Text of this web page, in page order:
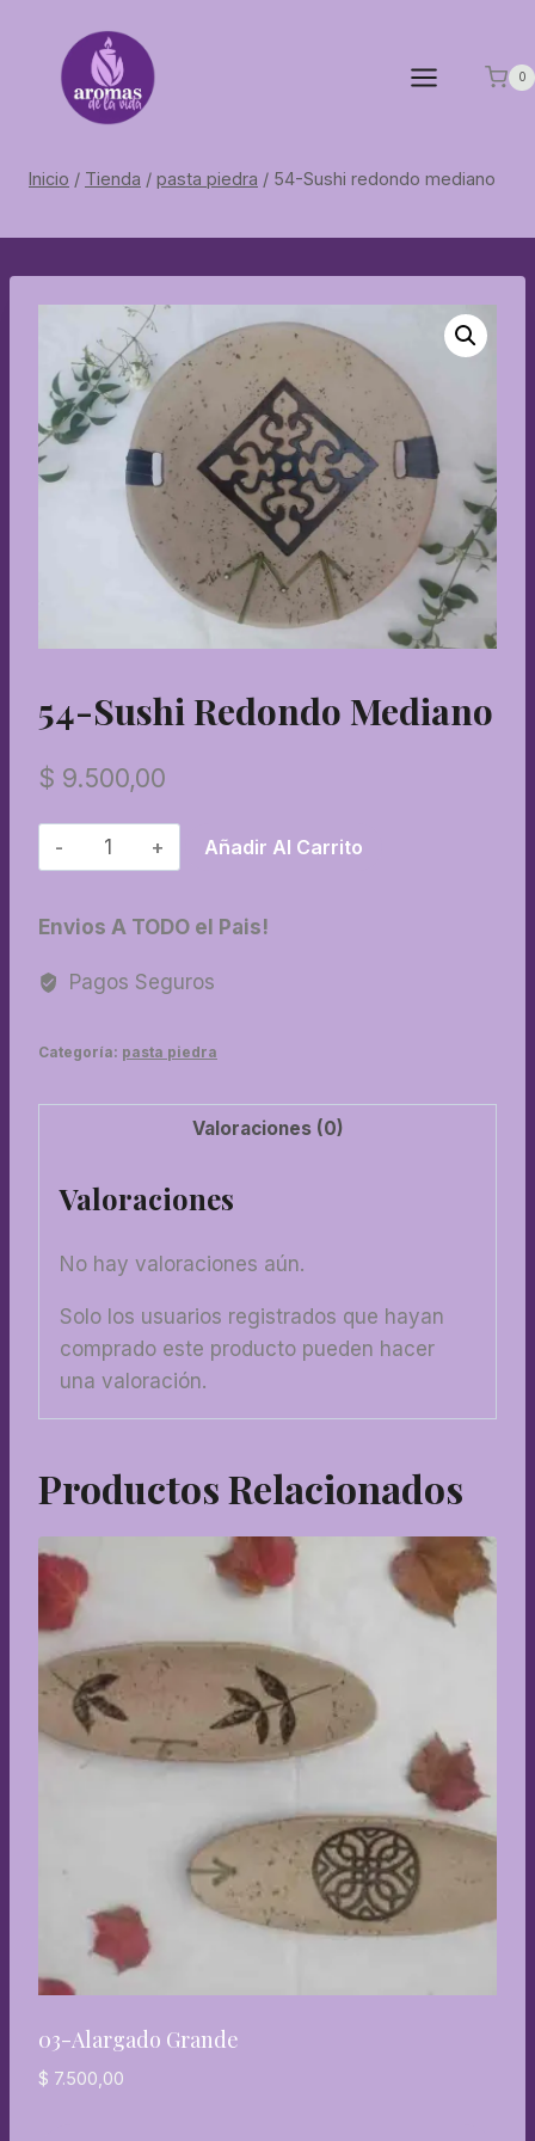
contenido
0
Inicio / Tienda / pasta piedra / 54-Sushi redondo mediano
54-Sushi Redondo Mediano
$ 9.500,00
54-
Sushi
mediano
cantidad
Añadir Al Carrito
Envios A TODO el Pais!
Pagos Seguros
Categoría: pasta piedra
Valoraciones (0)
Valoraciones
No hay valoraciones aún.
Solo los usuarios registrados que hayan
comprado este producto pueden hacer
una valoración.
Productos Relacionados
03-Alargado Grande
$ 7.500,00